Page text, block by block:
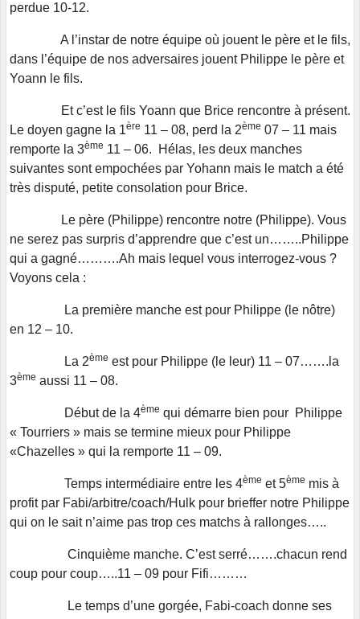
perdue 10-12.
A l’instar de notre équipe où jouent le père et le fils,
dans l’équipe de nos adversaires jouent Philippe le père et
Yoann le fils.
Et c’est le fils Yoann que Brice rencontre à présent.
Le doyen gagne la 1ère 11 – 08, perd la 2ème 07 – 11 mais
remporte la 3ème 11 – 06. Hélas, les deux manches
suivantes sont empochées par Yohann mais le match a été
très disputé, petite consolation pour Brice.
Le père (Philippe) rencontre notre (Philippe). Vous
ne serez pas surpris d’apprendre que c’est un……..Philippe
qui a gagné……….Ah mais lequel vous interrogez-vous ?
Voyons cela :
La première manche est pour Philippe (le nôtre)
en 12 – 10.
La 2ème est pour Philippe (le leur) 11 – 07…….la
3ème aussi 11 – 08.
Début de la 4ème qui démarre bien pour Philippe
« Tourriers » mais se termine mieux pour Philippe
«Chazelles » qui la remporte 11 – 09.
Temps intermédiaire entre les 4ème et 5ème mis à
profit par Fabi/arbitre/coach/Hulk pour brieffer notre Philippe
qui on le sait n’aime pas trop ces matchs à rallonges…..
Cinquième manche. C’est serré…….chacun rend
coup pour coup…..11 – 09 pour Fifi………
Le temps d’une gorgée, Fabi-coach donne ses